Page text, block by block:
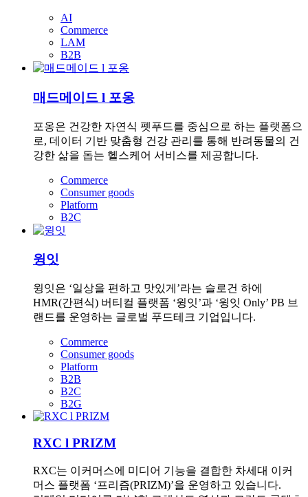
AI
Commerce
LAM
B2B
매드메이드 l 포옹
포옹은 건강한 자연식 펫푸드를 중심으로 하는 플랫폼으
로, 데이터 기반 맞춤형 건강 관리를 통해 반려동물의 건
강한 삶을 돕는 헬스케어 서비스를 제공합니다.
Commerce
Consumer goods
Platform
B2C
윙잇
윙잇은 ‘일상을 편하고 맛있게’라는 슬로건 하에
HMR(간편식) 버티컬 플랫폼 ‘윙잇’과 ‘윙잇 Only’ PB 브
랜드를 운영하는 글로벌 푸드테크 기업입니다.
Commerce
Consumer goods
Platform
B2B
B2C
B2G
RXC l PRIZM
RXC는 이커머스에 미디어 기능을 결합한 차세대 이커
머스 플랫폼 ‘프리즘(PRIZM)’을 운영하고 있습니다.